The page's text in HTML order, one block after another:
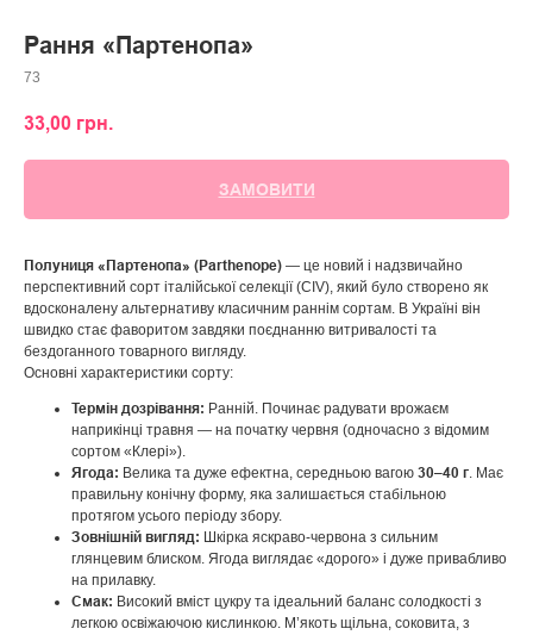
Рання «Партенопа»
73
33,00 грн.
ЗАМОВИТИ
Полуниця «Партенопа» (Parthenope) — це новий і надзвичайно
перспективний сорт італійської селекції (CIV), який було створено як
вдосконалену альтернативу класичним раннім сортам. В Україні він
швидко стає фаворитом завдяки поєднанню витривалості та
бездоганного товарного вигляду.
Основні характеристики сорту:
Термін дозрівання: Ранній. Починає радувати врожаєм
наприкінці травня — на початку червня (одночасно з відомим
сортом «Клері»).
Ягода: Велика та дуже ефектна, середньою вагою 30–40 г. Має
правильну конічну форму, яка залишається стабільною
протягом усього періоду збору.
Зовнішній вигляд: Шкірка яскраво-червона з сильним
глянцевим блиском. Ягода виглядає «дорого» і дуже привабливо
на прилавку.
Смак: Високий вміст цукру та ідеальний баланс солодкості з
легкою освіжаючою кислинкою. М’якоть щільна, соковита, з